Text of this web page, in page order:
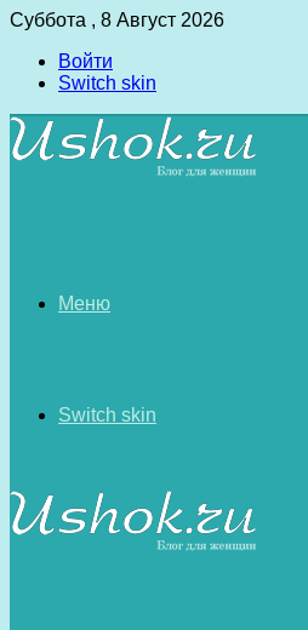
Суббота , 8 Август 2026
Войти
Switch skin
Меню
Switch skin